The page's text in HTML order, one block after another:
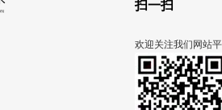
扫一扫
欢迎关注我们网站